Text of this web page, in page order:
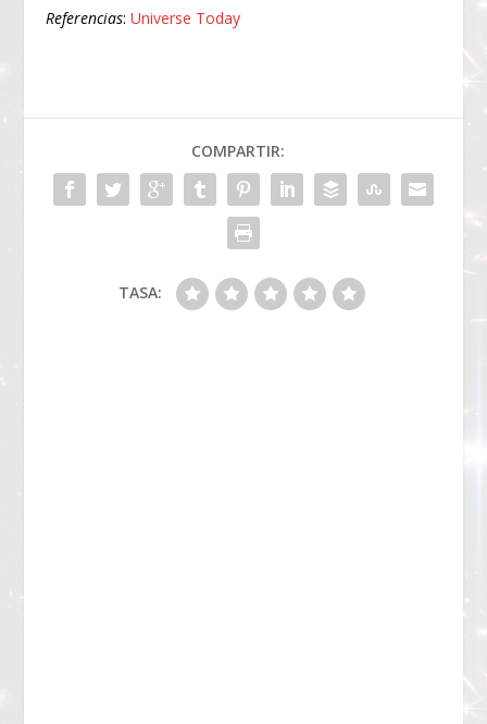
Referencias:Universe Today
COMPARTIR:
TASA: